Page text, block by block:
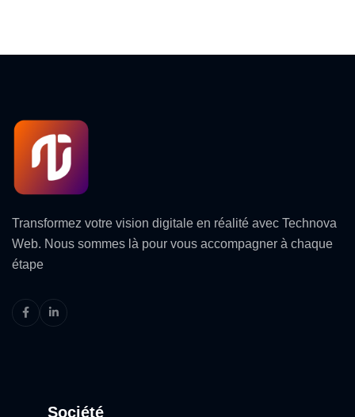
Transformez votre vision digitale en réalité avec Technova
Web. Nous sommes là pour vous accompagner à chaque
étape
Société